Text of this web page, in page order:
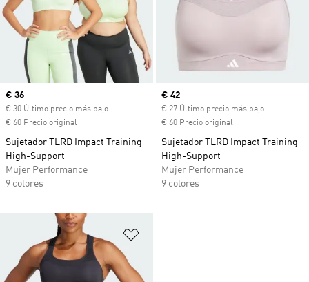
Precio actual
€ 36
€ 30 Último precio más bajo
€ 60 Precio original
Sujetador TLRD Impact Training
High-Support
Mujer Performance
9 colores
Precio actual
€ 42
€ 27 Último precio más bajo
€ 60 Precio original
Sujetador TLRD Impact Training
High-Support
Mujer Performance
9 colores